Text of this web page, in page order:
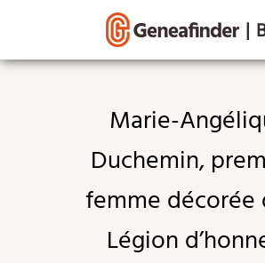
|
Marie-Angélique
Duchemin,
femme décorée
Légion